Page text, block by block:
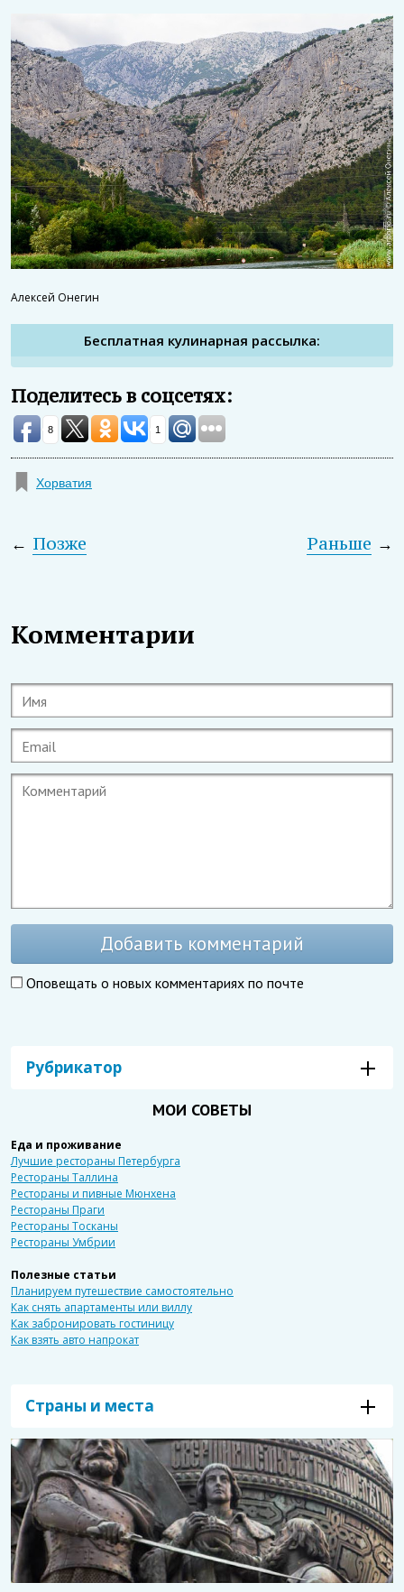
Алексей Онегин
Бесплатная кулинарная рассылка:
Поделитесь в соцсетях:
8 1
Хорватия
← Позже →
Раньше
Комментарии
Добавить комментарий
Оповещать о новых комментариях по почте
Рубрикатор
МОИ СОВЕТЫ
Еда и проживание
Лучшие рестораны Петербурга
Рестораны Таллина
Рестораны и пивные Мюнхена
Рестораны Праги
Рестораны Тосканы
Рестораны Умбрии
Полезные статьи
Планируем путешествие самостоятельно
Как снять апартаменты или виллу
Как забронировать гостиницу
Как взять авто напрокат
Страны и места